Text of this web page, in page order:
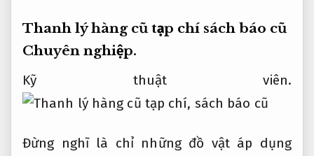
Thanh lý hàng cũ tạp chí sách báo cũ
Chuyên nghiệp.
Kỹ thuật viên.
Đừng nghĩ là chỉ những đồ vật áp dụng